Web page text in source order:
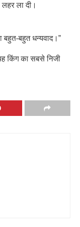
ला दी।
बहुत धन्यवाद।”
किंग का सबसे निजी